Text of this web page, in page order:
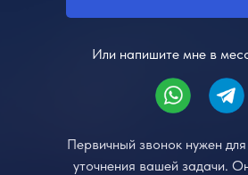
Первичный звонок нужен
уточнения вашей задачи.
Или напишите мне в